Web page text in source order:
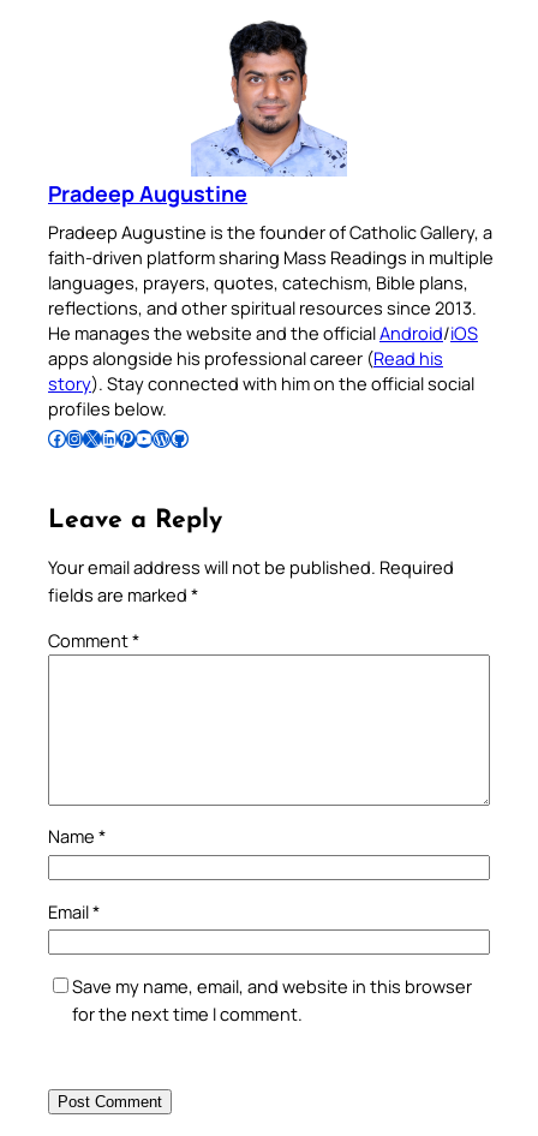
Pradeep Augustine
Pradeep Augustine is the founder of Catholic Gallery, a
faith-driven platform sharing Mass Readings in multiple
languages, prayers, quotes, catechism, Bible plans,
reflections, and other spiritual resources since 2013.
He manages the website and the officialAndroid/iOS
apps alongside his professional career (Read his
story). Stay connected with him on the official social
profiles below.
Follow Pradeep on Facebook Follow Pradeep on InstagramFollow Pradeep on X Follow Pradeep on LinkedIn Follow Pradeep on Pinterest Subscribe to Pradeep’s Youtube Channel Follow Pradeep on WordPress Follow Pradeep on GitHub
Leave a Reply
Your email address will not be published. Required
fields are marked *
Comment*
Name *
Email*
Save my name, email, and website in this browser
for the next time I comment.